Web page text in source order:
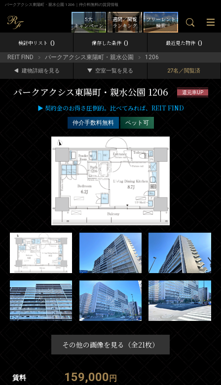
パークアクシス東陽町・親水公園 1206｜仲介料無料の賃貸情報
フリーレント
検索
週間／閲覧
ランキング
5大
キャンペーン
検討中リスト 0 保存した条件 0 最近見た物件 0
REIT FIND パークアクシス東陽町・親水公園 1206
建物詳細を見る 空室一覧を見る 27名／閲覧済
パークアクシス東陽町・親水公園 1206 還元率UP
▶ 契約金のお得さ圧倒的。比べてみれば、REIT FIND
仲介手数料無料 ペット可
その他の画像を見る（全21枚）
賃料 159,000 円